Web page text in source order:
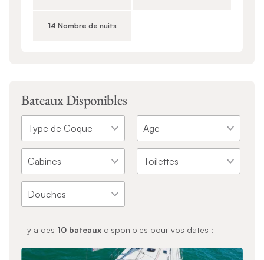
14 Nombre de nuits
Bateaux Disponibles
Il y a des 10bateauxdisponibles pour vos dates :